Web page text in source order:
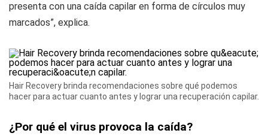
presenta con una caída capilar en forma de círculos muy
marcados”, explica.
Hair Recovery brinda recomendaciones sobre qué podemos
hacer para actuar cuanto antes y lograr una recuperación capilar.
¿Por qué el virus provoca la caída?